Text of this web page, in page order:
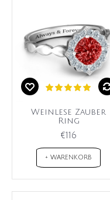
Weinlese Zauber
Ring
€116
+ WARENKORB